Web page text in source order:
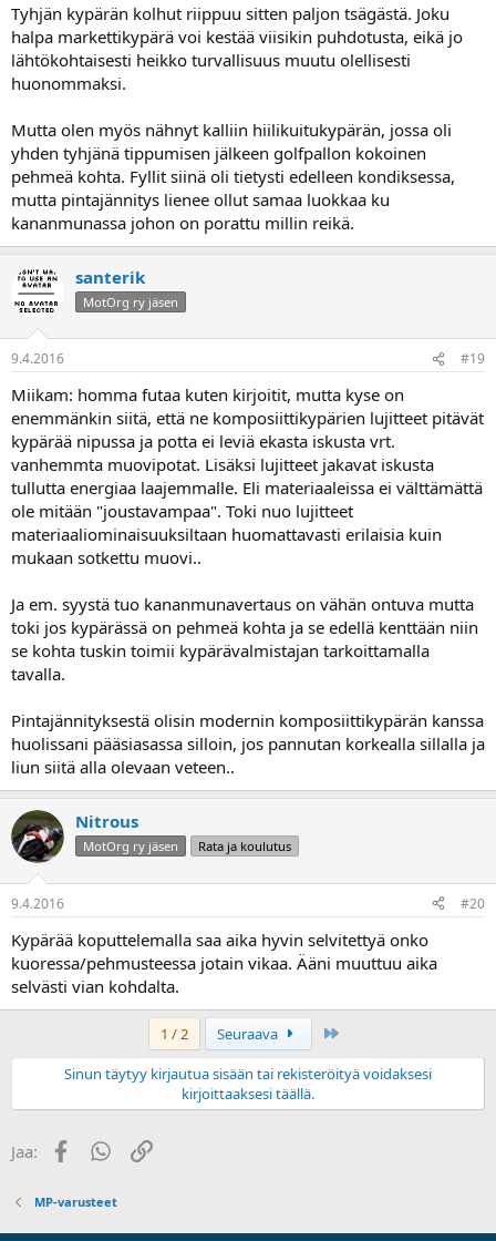
Tyhjän kypärän kolhut riippuu sitten paljon tsägästä. Joku
halpa markettikypärä voi kestää viisikin puhdotusta, eikä jo
lähtökohtaisesti heikko turvallisuus muutu olellisesti
huonommaksi.
Mutta olen myös nähnyt kalliin hiilikuitukypärän, jossa oli
yhden tyhjänä tippumisen jälkeen golfpallon kokoinen
pehmeä kohta. Fyllit siinä oli tietysti edelleen kondiksessa,
mutta pintajännitys lienee ollut samaa luokkaa ku
kananmunassa johon on porattu millin reikä.
santerik
MotOrg ry jäsen
9.4.2016 #19
Miikam: homma futaa kuten kirjoitit, mutta kyse on
enemmänkin siitä, että ne komposiittikypärien lujitteet pitävät
kypärää nipussa ja potta ei leviä ekasta iskusta vrt.
vanhemmta muovipotat. Lisäksi lujitteet jakavat iskusta
tullutta energiaa laajemmalle. Eli materiaaleissa ei välttämättä
ole mitään "joustavampaa". Toki nuo lujitteet
materiaaliominaisuuksiltaan huomattavasti erilaisia kuin
mukaan sotkettu muovi..
Ja em. syystä tuo kananmunavertaus on vähän ontuva mutta
toki jos kypärässä on pehmeä kohta ja se edellä kenttään niin
se kohta tuskin toimii kypärävalmistajan tarkoittamalla
tavalla.
Pintajännityksestä olisin modernin komposiittikypärän kanssa
huolissani pääsiasassa silloin, jos pannutan korkealla sillalla ja
liun siitä alla olevaan veteen..
Nitrous
MotOrg ry jäsen Rata ja koulutus
9.4.2016 #20
Kypärää koputtelemalla saa aika hyvin selvitettyä onko
kuoressa/pehmusteessa jotain vikaa. Ääni muuttuu aika
selvästi vian kohdalta.
1 / 2 Seuraava
Sinun täytyy kirjautua sisään tai rekisteröityä voidaksesi
kirjoittaaksesi täällä.
Jaa: FacebookWhatsApp
Linkki
MP-varusteet